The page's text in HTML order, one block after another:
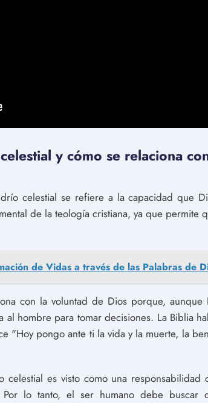
y cómo se relaciona
celestial se refiere a la capacidad que
de la teología cristiana, ya que permite
de Vidas a través de las Palabras de
con la voluntad de Dios porque,
hombre para tomar decisiones. La Biblia
"Hoy pongo ante ti la vida y la muerte, la
es visto como una
Por lo tanto, el ser humano debe buscar